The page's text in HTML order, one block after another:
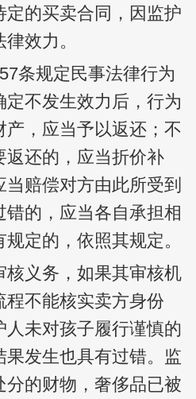
的买卖合同，因监护
效力。
规定民事法律行为
不发生效力后，行为
产，应当予以返还；不
返还的，应当折价补
赔偿对方由此所受到
的，应当各自承担相
定的，依照其规定。
义务，如果其审核机
不能核实卖方身份
未对孩子履行谨慎的
果发生也具有过错。监
的财物，奢侈品已被